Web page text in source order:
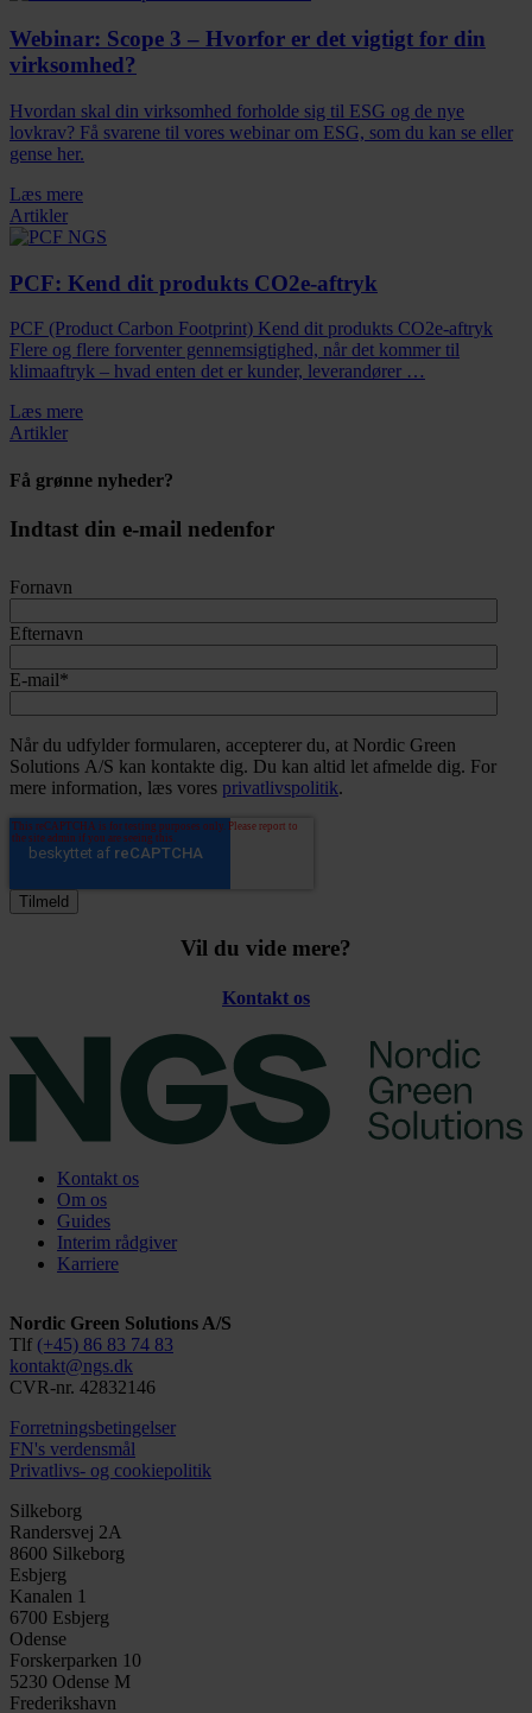
Webinar: Scope 3 – Hvorfor er det vigtigt for din
virksomhed?
Hvordan skal din virksomhed forholde sig til ESG og de nye
lovkrav? Få svarene til vores webinar om ESG, som du kan se eller
gense her.
Læs mere
Artikler
PCF: Kend dit produkts CO2e-aftryk
PCF (Product Carbon Footprint) Kend dit produkts CO2e-aftryk
Flere og flere forventer gennemsigtighed, når det kommer til
klimaaftryk – hvad enten det er kunder, leverandører …
Læs mere
Artikler
Få grønne nyheder?
Indtast din e-mail nedenfor
Fornavn
Efternavn
E-mail*
Når du udfylder formularen, accepterer du, at Nordic Green
Solutions A/S kan kontakte dig. Du kan altid let afmelde dig. For
mere information, læs vores privatlivspolitik.
Vil du vide mere?
Kontakt os
Kontakt os
Om os
Guides
Interim rådgiver
Karriere
Nordic Green Solutions A/S
Tlf (+45) 86 83 74 83
kontakt@ngs.dk
CVR-nr. 42832146
Forretningsbetingelser
FN's verdensmål
Privatlivs- og cookiepolitik
Silkeborg
Randersvej 2A
8600 Silkeborg
Esbjerg
Kanalen 1
6700 Esbjerg
Odense
Forskerparken 10
5230 Odense M
Frederikshavn